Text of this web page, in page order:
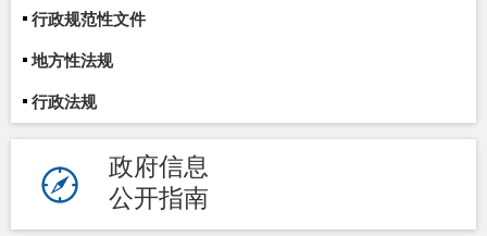
行政规范性文件
地方性法规
行政法规
政府信息
公开指南